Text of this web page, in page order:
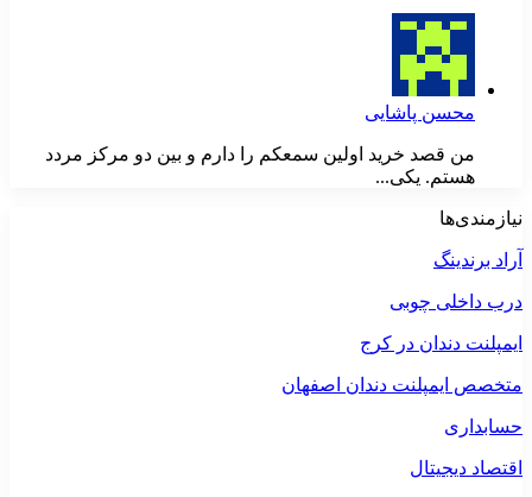
محسن پاشایی
من قصد خرید اولین سمعکم را دارم و بین دو مرکز مردد
هستم. یکی...
نیازمندی‌ها
آراد برندینگ
درب داخلی چوبی
ایمپلنت دندان در کرج
متخصص ایمپلنت دندان اصفهان
حسابداری
اقتصاد دیجیتال